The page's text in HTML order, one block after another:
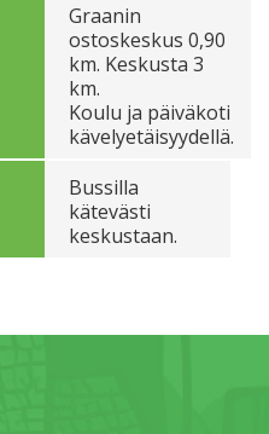
Graanin
ostoskeskus 0,90
km. Keskusta 3
km.
Koulu ja päiväkoti
kävelyetäisyydellä.
Bussilla
kätevästi
keskustaan.